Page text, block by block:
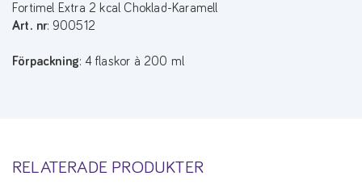
Fortimel Extra 2 kcal Choklad-Karamell
Art. nr: 900512
Förpackning: 4 flaskor à 200 ml
RELATERADE PRODUKTER